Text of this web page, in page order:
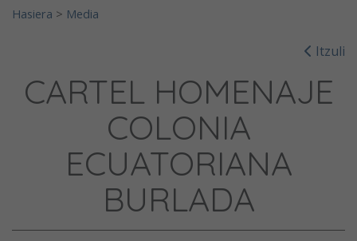
Hasiera > Media
Itzuli
CARTEL HOMENAJE
COLONIA
ECUATORIANA
BURLADA